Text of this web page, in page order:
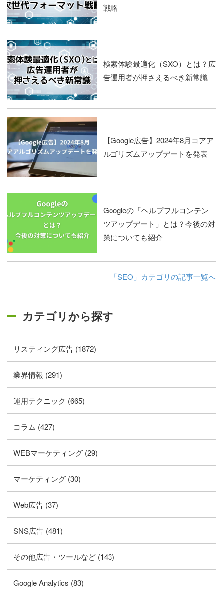
戦略
検索体験最適化（SXO）とは？広
告運用者が押さえるべき新常識
【Google広告】2024年8月コアア
ルゴリズムアップデートを発表
Googleの「ヘルプフルコンテン
ツアップデート」とは？今後の対
策についても紹介
「SEO」カテゴリの記事一覧へ
カテゴリから探す
リスティング広告 (1872)
業界情報 (291)
運用テクニック (665)
コラム (427)
WEBマーケティング (29)
マーケティング (30)
Web広告 (37)
SNS広告 (481)
その他広告・ツールなど (143)
Google Analytics (83)